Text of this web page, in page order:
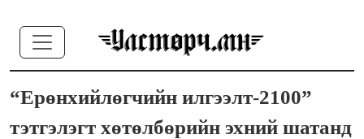
“Ерөнхийлөгчийн илгээлт-2100”
тэтгэлэгт хөтөлбөрийн эхний шатанд